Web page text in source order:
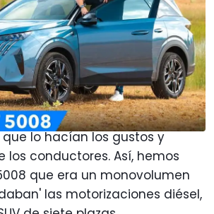
las20:00
Añadir Motor1.com como
fuente preferida en Google
2009, elPeugeot 5008ha ido
lo largo de tres generaciones,
lo hacían los gustos y
los conductores. Así, hemos
que era un monovolumen
las motorizaciones diésel,